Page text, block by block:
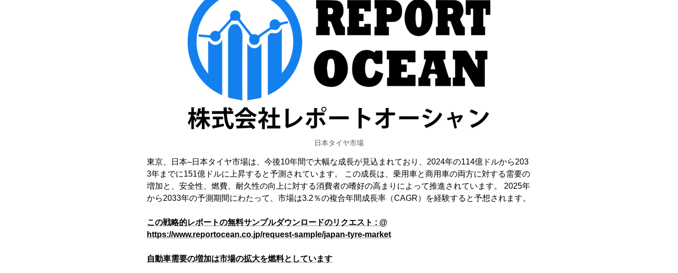
日本タイヤ市場
東京、日本–日本タイヤ市場は、今後10年間で大幅な成長が見込まれており、2024年の114億ドルから203
3年までに151億ドルに上昇すると予測されています。 この成長は、乗用車と商用車の両方に対する需要の
増加と、安全性、燃費、耐久性の向上に対する消費者の嗜好の高まりによって推進されています。 2025年
から2033年の予測期間にわたって、市場は3.2％の複合年間成長率（CAGR）を経験すると予想されます。
この戦略的レポートの無料サンプルダウンロードのリクエスト : @
https://www.reportocean.co.jp/request-sample/japan-tyre-market
自動車需要の増加は市場の拡大を燃料としています